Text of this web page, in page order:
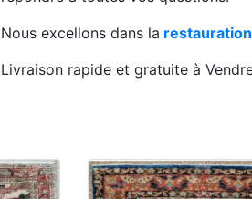
Nous excellons dans la
Livraison rapide et gratuite à